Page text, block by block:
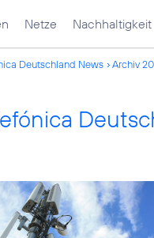
Netze Nachhaltigkeit
Deutschland News Archiv